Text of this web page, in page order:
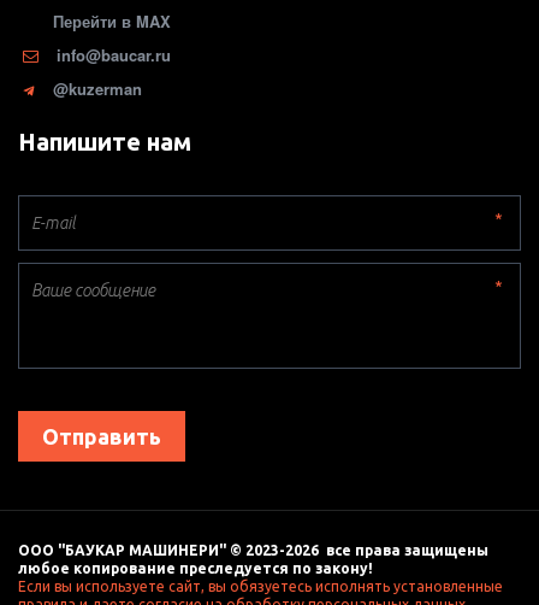
Перейти в MAX
info@baucar.ru
@kuzerman
Напишите нам
*
*
Отправить
ООО "БАУКАР МАШИНЕРИ" © 2023-2026  все права защищены
любое копирование преследуется по закону!
Если вы используете сайт, вы обязуетесь исполнять установленные